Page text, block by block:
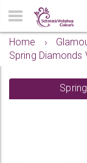
Home
›
Spring Diamonds